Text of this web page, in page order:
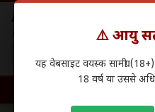
⚠️ आयु
यह वेबसाइट वयस्क सामग्री
18 वर्ष या उससे
Antarwasna.in
Hindi Sex Stories – हिंदी सेक्स